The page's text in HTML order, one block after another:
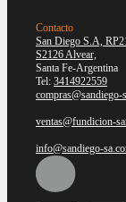
Contacto
San Diego S.A,
S2126 Alvear,
Santa Fe-Argentina
Tel: 3414922559
compras@sandiego-
ventas@fundicion-
info@sandiego-